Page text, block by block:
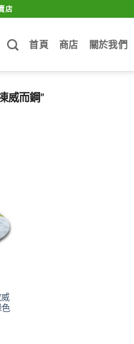
店
首頁 商店 關於我們
威而鋼”
色